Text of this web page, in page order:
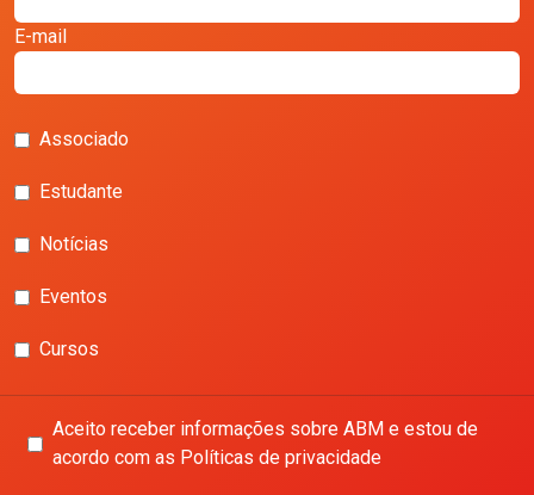
E-mail
Associado
Estudante
Notícias
Eventos
Cursos
Aceito receber informações sobre ABM e estou de
acordo com as Políticas de privacidade